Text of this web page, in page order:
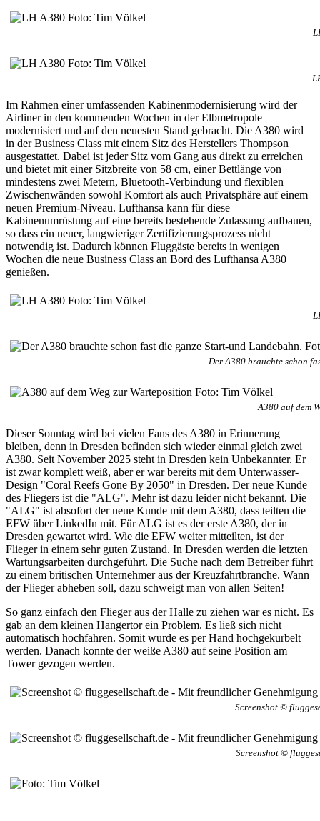
Im Rahmen einer umfassenden Kabinenmodernisierung wird der
Airliner in den kommenden Wochen in der Elbmetropole
modernisiert und auf den neuesten Stand gebracht. Die A380 wird
in der Business Class mit einem Sitz des Herstellers Thompson
ausgestattet. Dabei ist jeder Sitz vom Gang aus direkt zu erreichen
und bietet mit einer Sitzbreite von 58 cm, einer Bettlänge von
mindestens zwei Metern, Bluetooth-Verbindung und flexiblen
Zwischenwänden sowohl Komfort als auch Privatsphäre auf einem
neuen Premium-Niveau. Lufthansa kann für diese
Kabinenumrüstung auf eine bereits bestehende Zulassung aufbauen,
so dass ein neuer, langwieriger Zertifizierungsprozess nicht
notwendig ist. Dadurch können Fluggäste bereits in wenigen
Wochen die neue Business Class an Bord des Lufthansa A380
genießen.
Der A380 brauchte schon
A380 auf dem
Dieser Sonntag wird bei vielen Fans des A380 in Erinnerung
bleiben, denn in Dresden befinden sich wieder einmal gleich zwei
A380. Seit November 2025 steht in Dresden kein Unbekannter. Er
ist zwar komplett weiß, aber er war bereits mit dem Unterwasser-
Design "Coral Reefs Gone By 2050" in Dresden. Der neue Kunde
des Fliegers ist die "ALG". Mehr ist dazu leider nicht bekannt. Die
"ALG" ist absofort der neue Kunde mit dem A380, dass teilten die
EFW über LinkedIn mit. Für ALG ist es der erste A380, der in
Dresden gewartet wird. Wie die EFW weiter mitteilten, ist der
Flieger in einem sehr guten Zustand. In Dresden werden die letzten
Wartungsarbeiten durchgeführt. Die Suche nach dem Betreiber führt
zu einem britischen Unternehmer aus der Kreuzfahrtbranche. Wann
der Flieger abheben soll, dazu schweigt man von allen Seiten!
So ganz einfach den Flieger aus der Halle zu ziehen war es nicht. Es
gab an dem kleinen Hangertor ein Problem. Es ließ sich nicht
automatisch hochfahren. Somit wurde es per Hand hochgekurbelt
werden. Danach konnte der weiße A380 auf seine Position am
Tower gezogen werden.
Screenshot ©
Screenshot ©